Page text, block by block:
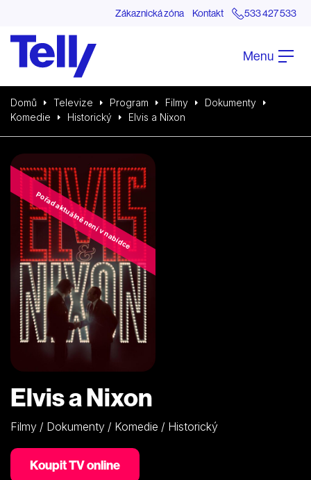
Zákaznická zóna Kontakt 533 427 533
Menu
Domů Televize Program Filmy
Dokumenty
Komedie
Historický Elvis a Nixon
Pořad aktuálně není v nabídce
Elvis a Nixon
Filmy / Dokumenty / Komedie / Historický
Koupit TV online